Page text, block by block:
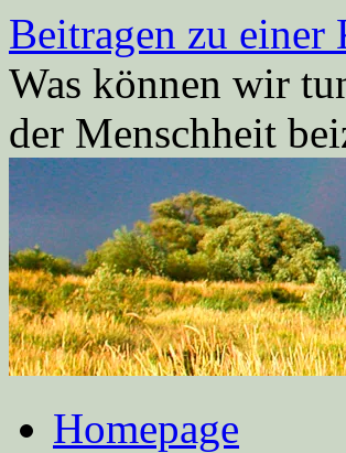
Zum
Inhalt
springen
Beitragen zu einer
Was können wir
der Menschheit
Homepage